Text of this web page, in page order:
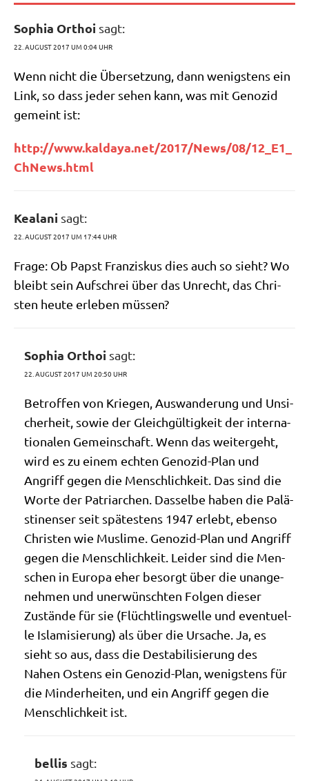
Sophia Orthoi sagt:
22. AUGUST 2017 UM 0:04 UHR
Wenn nicht die Über­set­zung, dann wenig­stens ein
Link, so dass jeder sehen kann, was mit Geno­zid
gemeint ist:
http://​www​.kal​da​ya​.net/​2​0​1​7​/​N​e​w​s​/​0​8​/​1​2​_​E​1​_​
C​h​N​e​w​s​.​h​tml
Kealani sagt:
22. AUGUST 2017 UM 17:44 UHR
Fra­ge: Ob Papst Fran­zis­kus dies auch so sieht? Wo
bleibt sein Auf­schrei über das Unrecht, das Chri­
sten heu­te erle­ben müssen?
Sophia Orthoi sagt:
22. AUGUST 2017 UM 20:50 UHR
Betrof­fen von Krie­gen, Aus­wan­de­rung und Unsi­
cher­heit, sowie der Gleich­gül­tig­keit der inter­na­
tio­na­len Gemein­schaft. Wenn das wei­ter­geht,
wird es zu einem ech­ten Geno­zid-Plan und
Angriff gegen die Mensch­lich­keit. Das sind die
Wor­te der Patri­ar­chen. Das­sel­be haben die Palä­
sti­nen­ser seit spä­te­stens 1947 erlebt, eben­so
Chri­sten wie Mus­li­me. Geno­zid-Plan und Angriff
gegen die Mensch­lich­keit. Lei­der sind die Men­
schen in Euro­pa eher besorgt über die unan­ge­
neh­men und uner­wünsch­ten Fol­gen die­ser
Zustän­de für sie (Flücht­lings­wel­le und even­tu­el­
le Isla­mi­sie­rung) als über die Ursa­che. Ja, es
sieht so aus, dass die Desta­bi­li­sie­rung des
Nahen Ostens ein Geno­zid-Plan, wenig­stens für
die Min­der­hei­ten, und ein Angriff gegen die
Mensch­lich­keit ist.
bellis sagt: